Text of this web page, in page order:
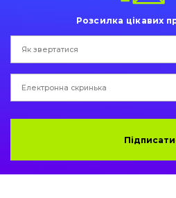
Подушки амортизаційні
Пальці та Втулки
написати
листа
Розсилка цікавих